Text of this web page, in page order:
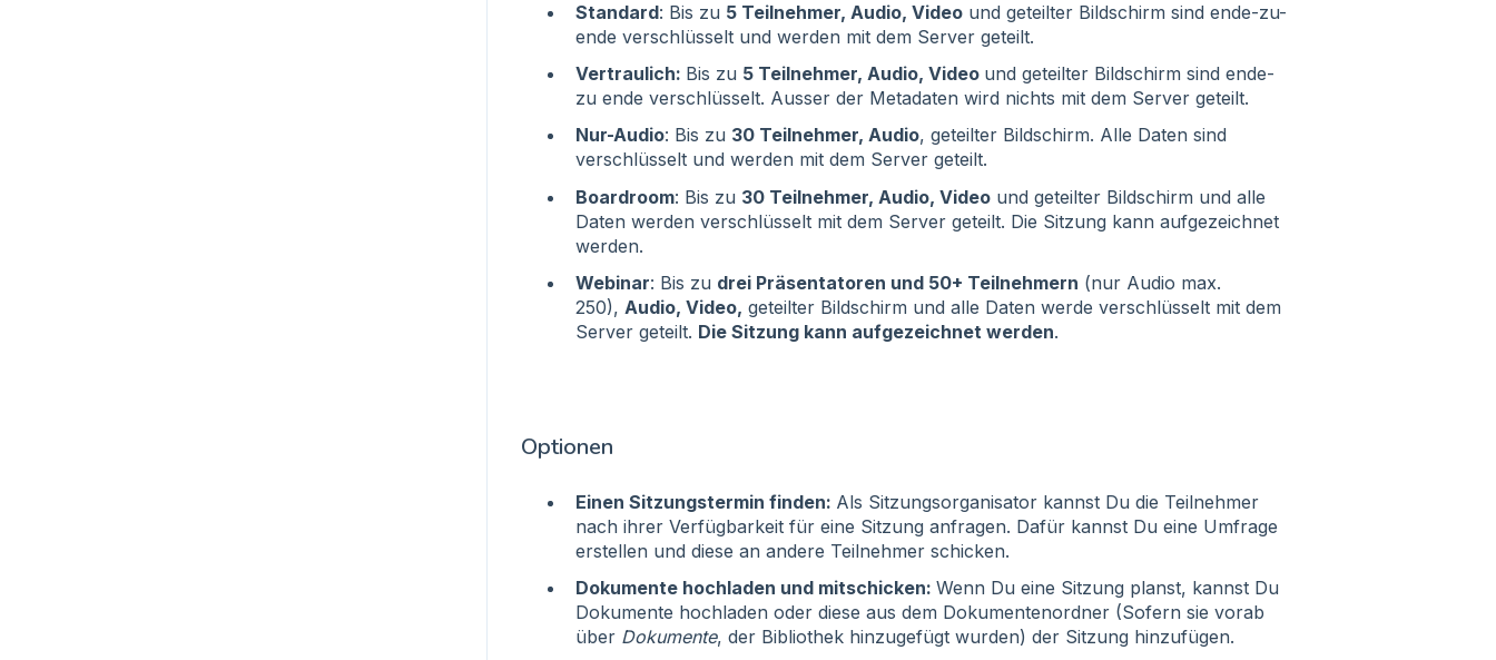
Standard: Bis zu 5 Teilnehmer, Audio, Videound geteilter Bildschirm sind ende-zu-
ende verschlüsselt und werden mit dem Server geteilt.
Vertraulich: Bis zu 5 Teilnehmer, Audio, Video und geteilter Bildschirm sind ende-
zu ende verschlüsselt. Ausser der Metadaten wird nichts mit dem Server geteilt.
Nur-Audio: Bis zu 30 Teilnehmer, Audio, geteilter Bildschirm. Alle Daten sind
verschlüsselt und werden mit dem Server geteilt.
Boardroom: Bis zu 30 Teilnehmer, Audio, Videound geteilter Bildschirm und alle
Daten werden verschlüsselt mit dem Server geteilt. Die Sitzung kann aufgezeichnet
werden.
Webinar: Bis zu drei Präsentatoren und 50+ Teilnehmern (nur Audio max.
250), Audio, Video, geteilter Bildschirm und alle Daten werde verschlüsselt mit dem
Server geteilt. Die Sitzung kann aufgezeichnet werden.
Optionen
Einen Sitzungstermin finden: Als Sitzungsorganisator kannst Du die Teilnehmer
nach ihrer Verfügbarkeit für eine Sitzung anfragen. Dafür kannst Du eine Umfrage
erstellen und diese an andere Teilnehmer schicken.
Dokumente hochladen und mitschicken: Wenn Du eine Sitzung planst, kannst Du
Dokumente hochladen oder diese aus dem Dokumentenordner (Sofern sie vorab
über Dokumente, der Bibliothek hinzugefügt wurden) der Sitzung hinzufügen.